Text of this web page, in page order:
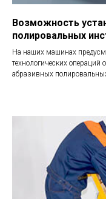
Возможность
полировальных
На наших машинах
технологических операций
абразивных